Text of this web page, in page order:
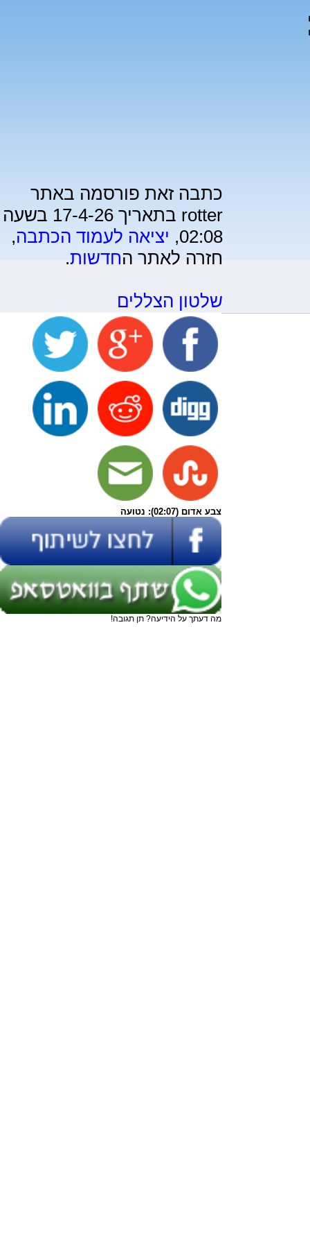
כתבה זאת פורסמה באתר
rotter בתאריך 17-4-26 בשעה
02:08, יציאה לעמוד הכתבה,
חזרה לאתר החדשות.
שלטון הצללים
צבע אדום (02:07): נטועה
מה דעתך על הידיעה? תן תגובה!